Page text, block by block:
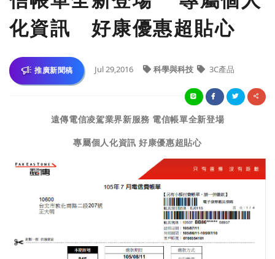
化資訊 好康優惠超貼心
推廣新聞稿 Jul 29,2016 科學與科技 3C產品
遠傳電信凌駕業界新服務 電信帳單全新登場
專屬個人化資訊 好康優惠超貼心